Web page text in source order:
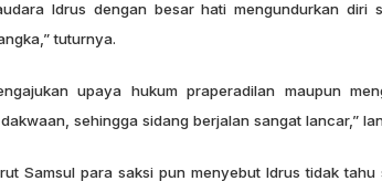
Idrus dengan besar hati mengundurkan diri
tuturnya.
upaya hukum praperadilan maupun
sehingga sidang berjalan sangat lancar,”
Samsul para saksi pun menyebut Idrus tidak tahu